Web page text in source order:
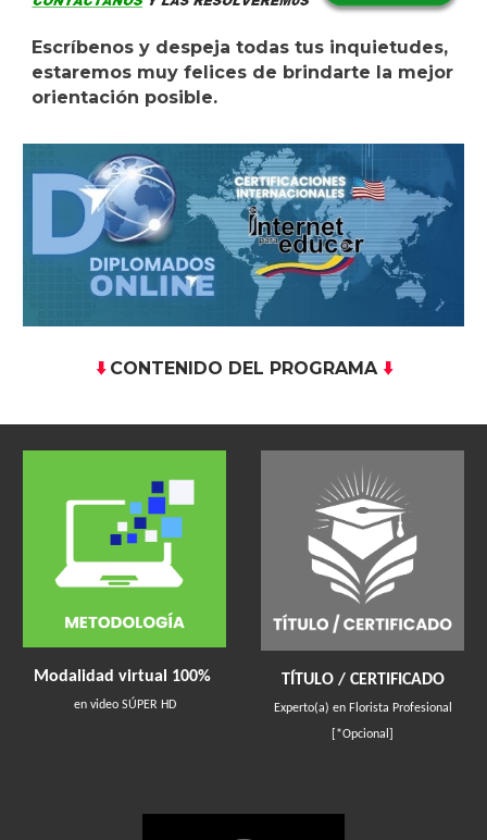
Escríbenos y despeja todas tus inquietudes,
estaremos muy felices de brindarte la mejor
orientación posible.
⬇️ CONTENIDO DEL PROGRAMA ⬇️
Modalidad virtual 100%
en video SÚPER HD
TÍTULO / CERTIFICADO
Experto(a) en Florista Profesional
[*Opcional]